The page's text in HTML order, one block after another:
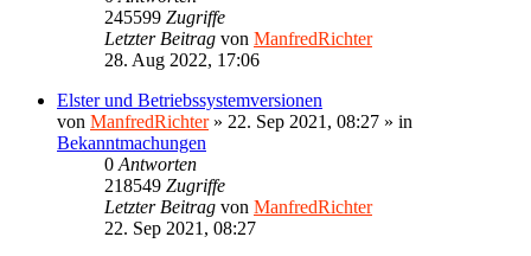
245599 Zugriffe
Letzter Beitrag von ManfredRichter
28. Aug 2022, 17:06
Elster und Betriebssystemversionen
von ManfredRichter» 22. Sep 2021, 08:27 » in
Bekanntmachungen
0 Antworten
218549 Zugriffe
Letzter Beitrag von ManfredRichter
22. Sep 2021, 08:27